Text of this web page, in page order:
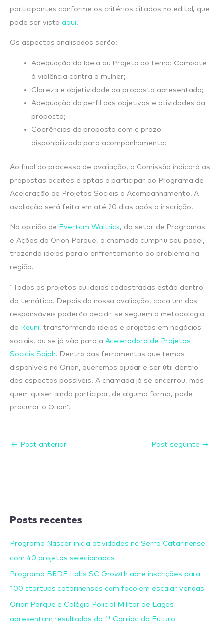
participantes conforme os critérios citados no edital, que
pode ser visto aqui.
Os aspectos analisados serão:
Adequação da Ideia ou Projeto ao tema: Combate
à violência contra a mulher;
Clareza e objetividade da proposta apresentada;
Adequação do perfil aos objetivos e atividades da
proposta;
Coerências da proposta com o prazo
disponibilizado para acompanhamento;
Ao final do processo de avaliação, a Comissão indicará as
propostas aceites e aptas a participar do Programa de
Aceleração de Projetos Sociais e Acompanhamento. A
avaliação será feita em até 20 dias após a inscrição.
Na opinião de Evertom Waltrick, do setor de Programas
e Ações do Orion Parque, a chamada cumpriu seu papel,
trazendo ideias para o enfrentamento do problema na
região.
“Todos os projetos ou ideias cadastradas estão dentro
da temática. Depois da nossa avaliação, cada um dos
responsáveis poderão decidir se seguem a metodologia
do Reuni, transformando ideias e projetos em negócios
sociais, ou se já vão para a Aceleradora de Projetos
Sociais Saiph. Dentro das ferramentas que temos
disponíveis no Orion, queremos ajudar e ser útil dentro
dos aspectos possíveis. A chamada já se encerrou, mas
quem quiser ainda participar, de alguma forma, pode
procurar o Orion”.
← Post anterior Post seguinte →
Posts recentes
Programa Nascer inicia atividades na Serra Catarinense
com 40 projetos selecionados
Programa BRDE Labs SC Growth abre inscrições para
100 startups catarinenses com foco em escalar vendas
Orion Parque e Colégio Policial Militar de Lages
apresentam resultados da 1ª Corrida do Futuro